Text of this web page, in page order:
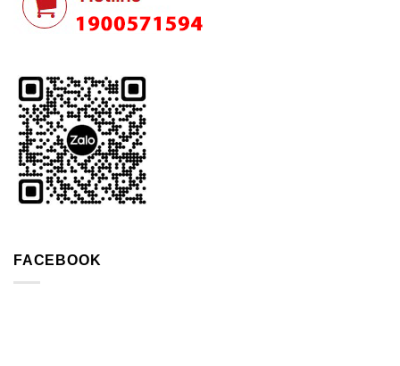
FACEBOOK